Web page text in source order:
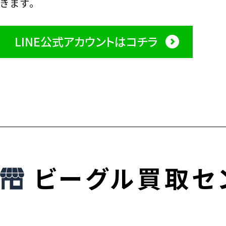
きます。
LINE公式アカウントはコチラ
ビーグル買取セ